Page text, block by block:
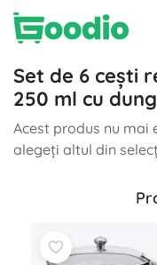
Set de 6 cești
250 ml cu
Acest produs nu mai
alegeți altul din